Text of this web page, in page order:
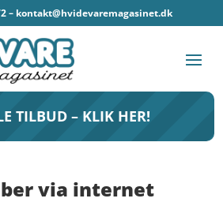
– kontakt@hvidevaremagasinet.dk
TILBUD – KLIK HER!
via internet